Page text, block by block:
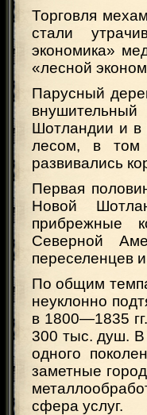
Торговля
стали
экономика»
«лесной
Парусный
Шотландии и в
лесом, в том
развивались
Первая
Новой
прибрежные
Северной
переселенцев
По общим
неуклонно
в 1800—1835
300 тыс. душ. В
одного
заметные
сфера услуг.